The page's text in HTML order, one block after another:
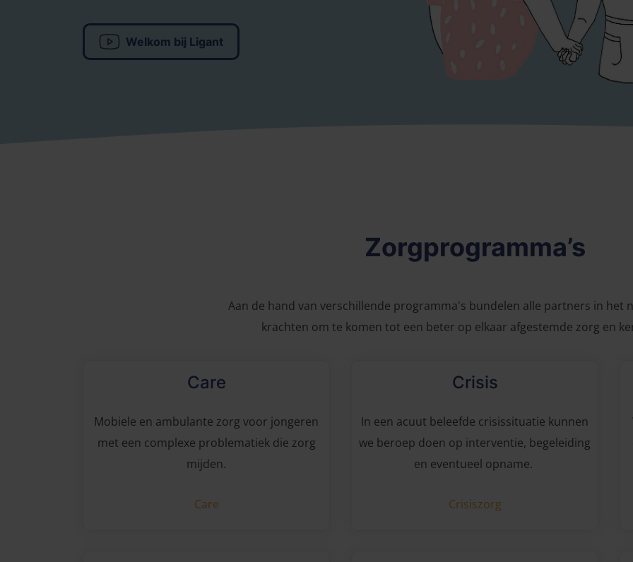
Welkom bij Ligant
Zorgprogramma’s
Aan de hand van verschillende programma's bundelen alle partners in het
krachten om te komen tot een beter op elkaar afgestemde zorg en
Care
Mobiele en ambulante zorg voor jongeren
met een complexe problematiek die zorg
mijden.
Care
Crisis
In een acuut beleefde crisissituatie kunnen
we beroep doen op interventie, begeleiding
en eventueel opname.
Crisiszorg